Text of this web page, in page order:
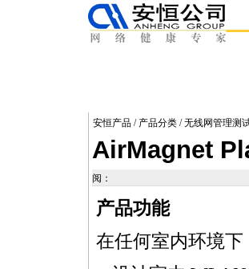
安恒产品 / 产品分类 /无线网管理测
AirMagnet
阅：
产品功能
在任何室内环境下